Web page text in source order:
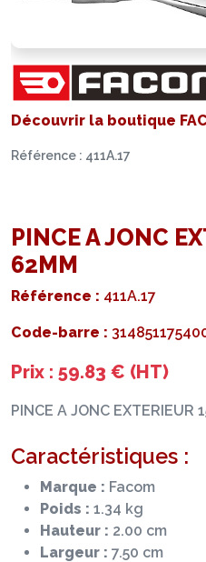
Découvrir la boutique
Référence : 411A.17
PINCE A JONC
62MM
Référence : 411A.17
Code-barre :
Prix : 59.83 € (HT)
PINCE A JONC EXTERIEUR
Caractéristiques :
Marque : Facom
Poids : 1.34 kg
Hauteur : 2.00 cm
Largeur : 7.50 cm